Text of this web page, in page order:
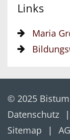
Links
Maria
© 2025
Datenschutz
Sitemap